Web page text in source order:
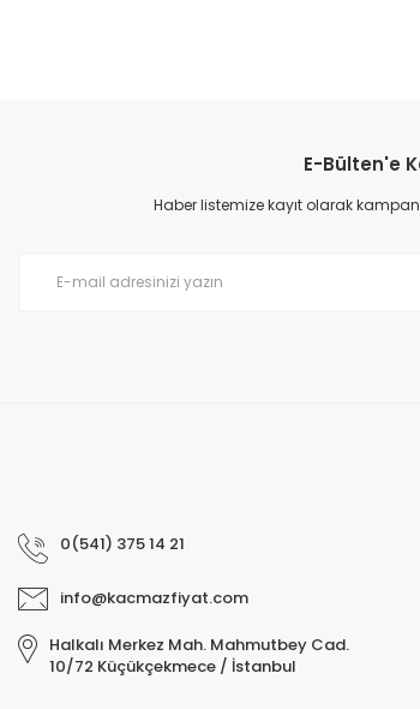
Ürün resmi kalitesiz, bozuk veya görüntülenemiyor.
Ürün açıklamasında eksik bilgiler bulunuyor.
E-Bülten'e
Haber listemize kayıt olarak
0(541) 375 14 21
info@kacmazfiyat.com
Halkalı Merkez Mah. Mahmutbey Cad.
10/72 Küçükçekmece / İstanbul